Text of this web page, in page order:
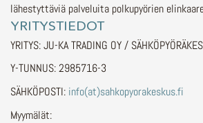
lähestyttäviä palveluita polkupyörien
YRITYSTIEDOT
YRITYS: JU-KA TRADING OY /
Y-TUNNUS: 2985716-3
SÄHKÖPOSTI: info(at)sahkopyorakeskus.fi
Myymälät: